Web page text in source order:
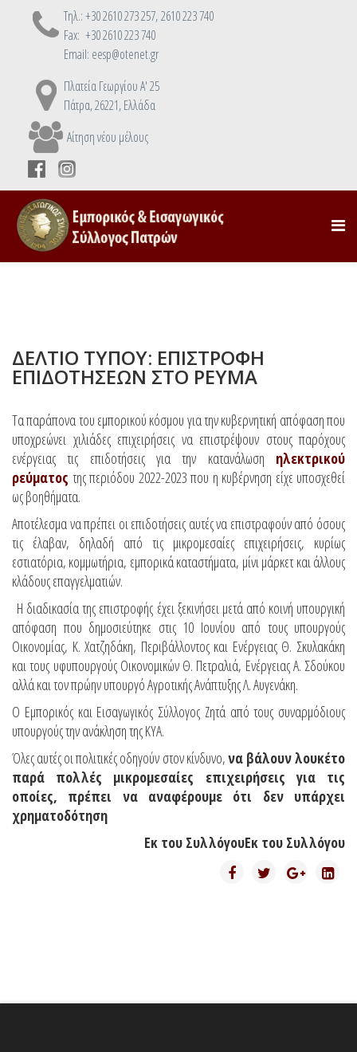
Τηλ.: +30 2610 273 257, 2610 223 740
Fax: +30 2610 223 740
Email: eesp@otenet.gr
Πλατεία Γεωργίου Α' 25
Πάτρα, 26221, Ελλάδα
Αίτηση νέου μέλους
ΔΕΛΤΙΟ ΤΥΠΟΥ: ΕΠΙΣΤΡΟΦΗ
ΕΠΙΔΟΤΗΣΕΩΝ ΣΤΟ ΡΕΥΜΑ
Τα παράπονα του εμπορικού κόσμου για την κυβερνητική απόφαση που
υποχρεώνει χιλιάδες επιχειρήσεις να επιστρέψουν στους παρόχους
ενέργειας τις επιδοτήσεις για την κατανάλωση ηλεκτρικού
ρεύματος της περιόδου 2022-2023 που η κυβέρνηση είχε υποσχεθεί
ως βοηθήματα.
Αποτέλεσμα να πρέπει οι επιδοτήσεις αυτές να επιστραφούν από όσους
τις έλαβαν, δηλαδή από τις μικρομεσαίες επιχειρήσεις, κυρίως
εστιατόρια, κομμωτήρια, εμπορικά καταστήματα, μίνι μάρκετ και άλλους
κλάδους επαγγελματιών.
Η διαδικασία της επιστροφής έχει ξεκινήσει μετά από κοινή υπουργική
απόφαση που δημοσιεύτηκε στις 10 Ιουνίου από τους υπουργούς
Οικονομίας, Κ. Χατζηδάκη, Περιβάλλοντος και Ενέργειας Θ. Σκυλακάκη
και τους υφυπουργούς Οικονομικών Θ. Πετραλιά, Ενέργειας Α. Σδούκου
αλλά και τον πρώην υπουργό Αγροτικής Ανάπτυξης Λ. Αυγενάκη.
Ο Εμπορικός και Εισαγωγικός Σύλλογος Ζητά από τους συναρμόδιους
υπουργούς την ανάκληση της ΚΥΑ.
Όλες αυτές οι πολιτικές οδηγούν στον κίνδυνο,να βάλουν λουκέτο
παρά πολλές μικρομεσαίες επιχειρήσεις για τις
οποίες, πρέπει να αναφέρουμε ότι δεν υπάρχει
χρηματοδότηση
Εκ του ΣυλλόγουΕκ του Συλλόγου